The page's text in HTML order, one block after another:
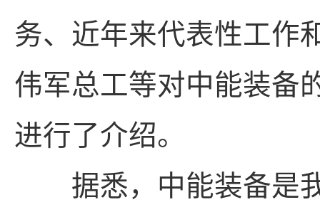
务、近年来代表性工作
伟军总工等对中能装备
进行了介绍。
据悉，中能装备是我